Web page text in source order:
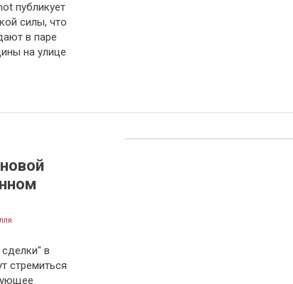
публикует
силы, что
в паре
на улице
в
стремиться